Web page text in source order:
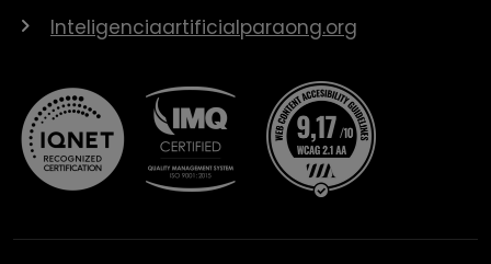
Inteligenciaartificialparaong.org